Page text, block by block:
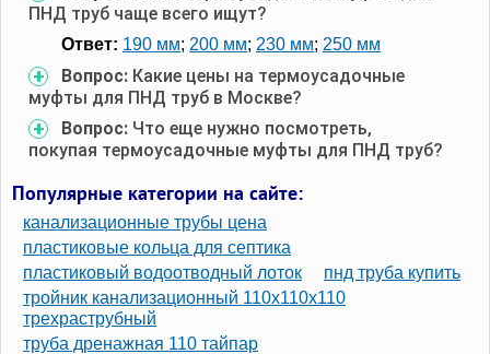
ПНД труб чаще всего ищут?
Ответ: 190 мм; 200 мм; 230 мм; 250 мм
Вопрос: Какие цены на термоусадочные
муфты для ПНД труб в Москве?
Вопрос: Что еще нужно посмотреть,
покупая термоусадочные муфты для ПНД труб?
Популярные категории на сайте:
канализационные трубы цена
пластиковые кольца для септика
пластиковый водоотводный лоток
пнд труба купить
тройник канализационный 110х110х110
трехраструбный
труба дренажная 110 тайпар